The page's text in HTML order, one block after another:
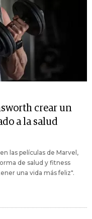
crear un
a la salud
las películas de Marvel,
de salud y fitness
una vida más feliz".